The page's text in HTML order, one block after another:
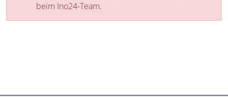
beim Ino24-Team.